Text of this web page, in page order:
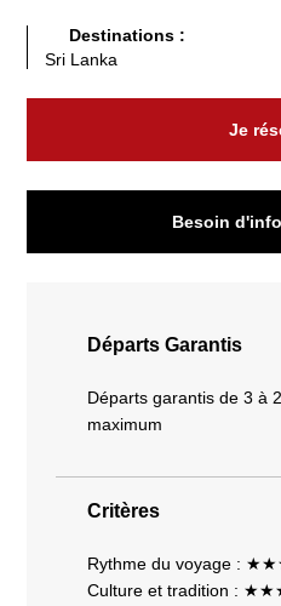
Destinations :
Sri Lanka
Je
Besoin
Départs Garantis
Départs garantis de 3 à
maximum
Critères
Rythme du voyage :
Culture et tradition :